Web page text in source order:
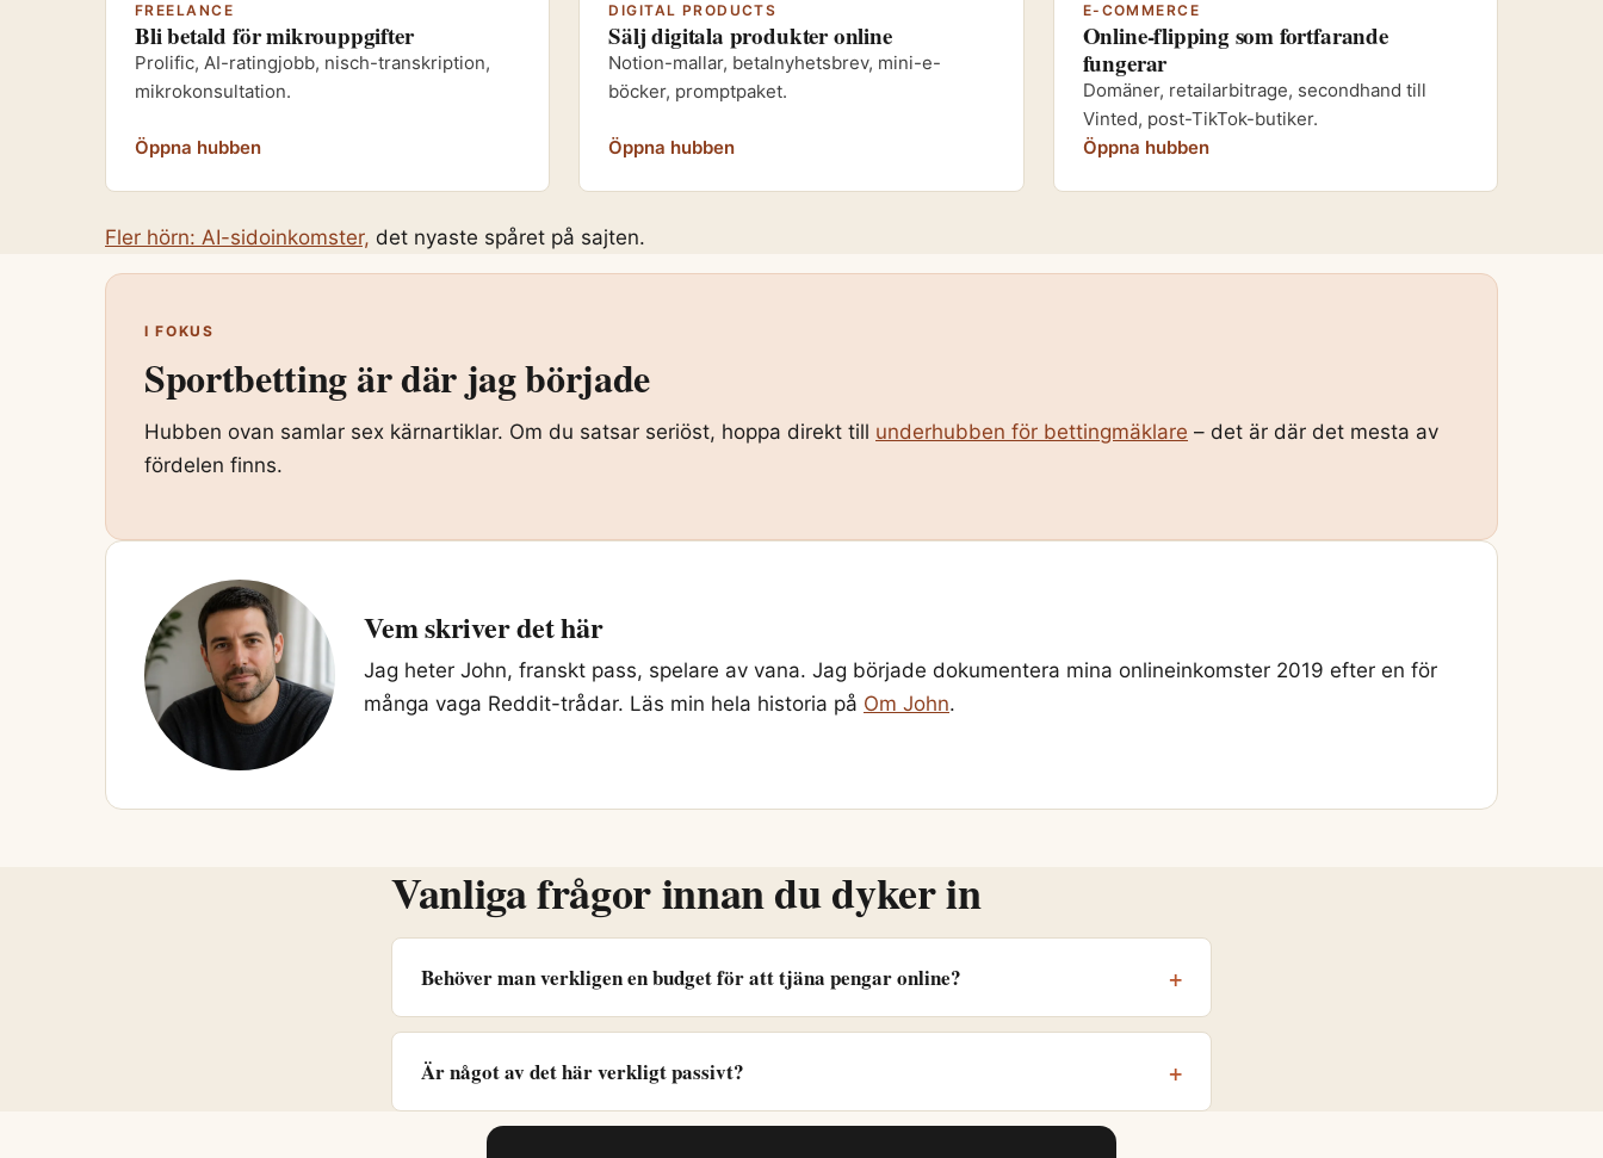
FREELANCE
Bli betald för mikrouppgifter
Prolific, AI-ratingjobb, nisch-transkription,
mikrokonsultation.
Öppna hubben
DIGITAL PRODUCTS
Sälj digitala produkter online
Notion-mallar, betalnyhetsbrev, mini-e-
böcker, promptpaket.
Öppna hubben
E-COMMERCE
Online-flipping som fortfarande
fungerar
Domäner, retailarbitrage, secondhand till
Vinted, post-TikTok-butiker.
Öppna hubben
Fler hörn: AI-sidoinkomster, det nyaste spåret på sajten.
I FOKUS
Sportbetting är där jag började
Hubben ovan samlar sex kärnartiklar. Om du satsar seriöst, hoppa direkt till underhubben för bettingmäklare – det är där det mesta av
fördelen finns.
Vem skriver det här
Jag heter John, franskt pass, spelare av vana. Jag började dokumentera mina onlineinkomster 2019 efter en för
många vaga Reddit-trådar. Läs min hela historia på Om John.
Vanliga frågor innan du dyker in
Behöver man verkligen en budget för att tjäna pengar online?
Är något av det här verkligt passivt?